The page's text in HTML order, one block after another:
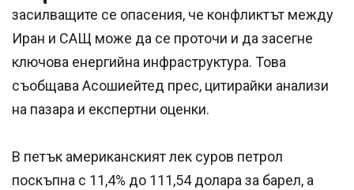
засилващите се опасения, че конфликтът между
Иран и САЩ може да се проточи и да засегне
ключова енергийна инфраструктура. Това
съобщава Асошиейтед прес, цитирайки анализи
на пазара и експертни оценки.
В петък американският лек суров петрол
поскъпна с 11,4% до 111,54 долара за барел, а